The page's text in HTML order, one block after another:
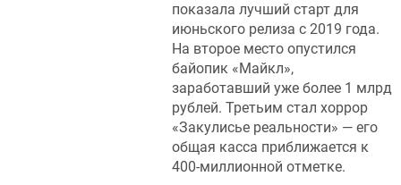
показала лучший старт для
июньского релиза с 2019 года.
На второе место опустился
байопик «Майкл»,
заработавший уже более 1 млрд
рублей. Третьим стал хоррор
«Закулисье реальности» — его
общая касса приближается к
400-миллионной отметке.